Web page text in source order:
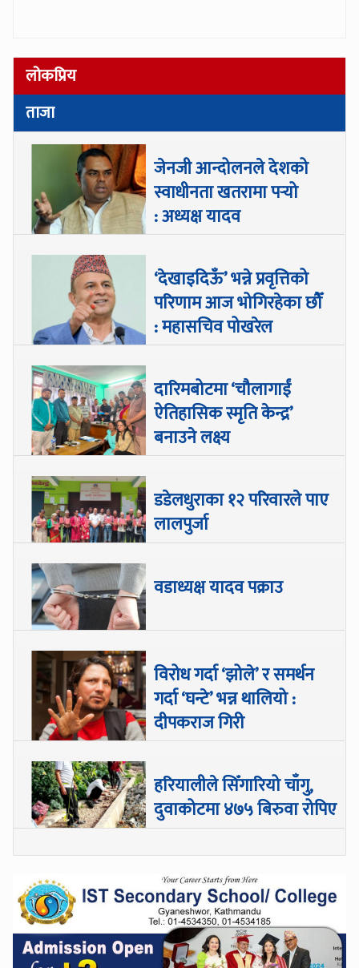
लोकप्रिय
ताजा
जेनजी आन्दोलनले देशको
स्वाधीनता खतरामा पर्‍यो
: अध्यक्ष यादव
‘देखाइदिऊँ’ भन्ने प्रवृत्तिको
परिणाम आज भोगिरहेका छौँ
: महासचिव पोखरेल
दारिमबोटमा ‘चौलागाईं
ऐतिहासिक स्मृति केन्द्र’
बनाउने लक्ष्य
डडेलधुराका १२ परिवारले पाए
लालपुर्जा
वडाध्यक्ष यादव पक्राउ
विरोध गर्दा ‘झोले’ र समर्थन
गर्दा ‘घन्टे’ भन्न थालियो :
दीपकराज गिरी
हरियालीले सिँगारियो चाँगु,
दुवाकोटमा ४७५ बिरुवा रोपिए